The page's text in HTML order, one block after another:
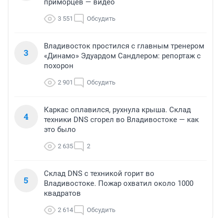
приморцев — видео
3 551 Обсудить
3
Владивосток простился с главным тренером
«Динамо» Эдуардом Сандлером: репортаж с
похорон
2 901 Обсудить
4
Каркас оплавился, рухнула крыша. Склад
техники DNS сгорел во Владивостоке — как
это было
2 635 2
5
Склад DNS с техникой горит во
Владивостоке. Пожар охватил около 1000
квадратов
2 614 Обсудить